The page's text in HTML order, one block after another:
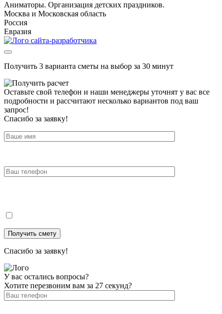
Аниматоры. Организация детских праздников.
Москва и Московская область
Россия
Евразия
Получить 3 варианта сметы на выбор за 30 минут
Оставьте свой телефон и наши менеджеры уточнят у вас все
подробности и рассчитают несколько вариантов под ваш
запрос!
Спасибо за заявку!
Спасибо за заявку!
У вас остались вопросы?
Хотите перезвоним вам за 27 секунд?